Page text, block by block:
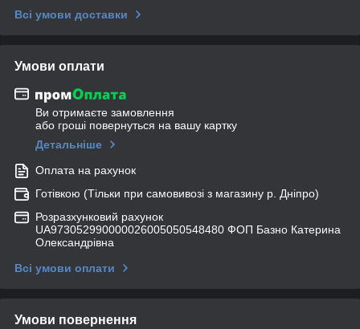
Всі умови доставки
Умови оплати
Ви отримаєте замовлення
або гроші повернуться на вашу картку
Детальніше
Оплата на рахунок
Готівкою (Тільки при самовивозі з магазину р. Дніпро)
Розразхунковий рахунок
UA973052990000026005050548480 ФОП Базно Катерина
Олександрівна
Всі умови оплати
Умови повернення